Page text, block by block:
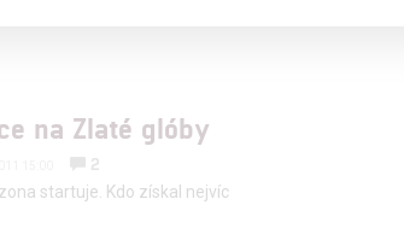
na Zlaté glóby
2
startuje. Kdo získal nejvíc
údajích a měření reklamy
zde uvedenými dáváte nám i našim
a zjišťování podvodů a odstraňování